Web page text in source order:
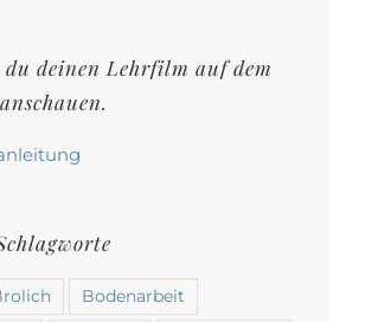
Produktseite
gewählt
werden
du deinen Lehrfilm auf dem
Bodenarbeit